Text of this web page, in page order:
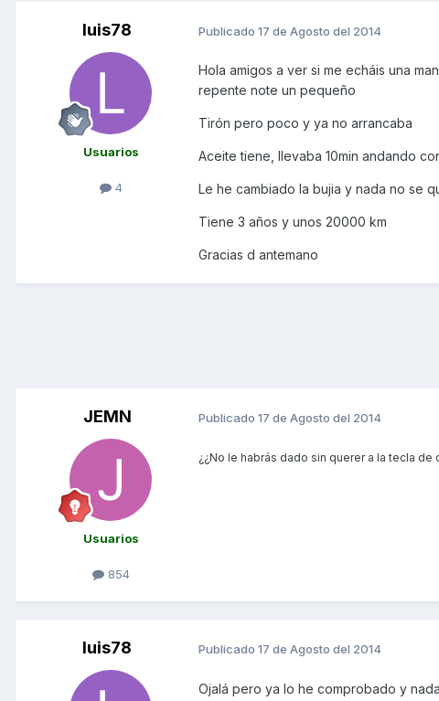
luis78
Usuarios
4
Publicado 17 de Agosto del 2014
Hola amigos a ver si me echáis una
repente note un pequeño
Tirón pero poco y ya no arrancaba
Aceite tiene, llevaba 10min andando
Le he cambiado la bujia y nada no se
Tiene 3 años y unos 20000 km
Gracias d antemano
JEMN
Usuarios
854
Publicado 17 de Agosto del 2014
¿¿No le habrás dado sin querer a la tecla
luis78 Publicado 17 de Agosto del 2014
Ojalá pero ya lo he comprobado y nada